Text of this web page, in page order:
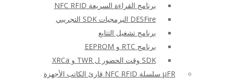
برنامج القراءة السريعة NFC RFID
DESFire البرمجيات SDK التجريبي
برنامج تشغيل التتابع
برنامج RTC و EEPROM
SDK وقت الحضور ل TWR و XRCa
μFR سلسلة NFC RFID قارئ الكاتب الأجهزة